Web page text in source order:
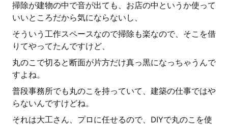
掃除が建物の中で音が出ても、お店の中というか使って
いいところだから気にならないし、
そういう工作スペースなので掃除も楽なので、そこを借
りてやってたんですけど、
丸のこで切ると断面が片方だけ真っ黒になっちゃうんで
すよね。
普段事務所でも丸のこを持っていて、建築の仕事ではや
らないんですけどね。
それは大工さん、プロに任せるので、DIYで丸のこを使